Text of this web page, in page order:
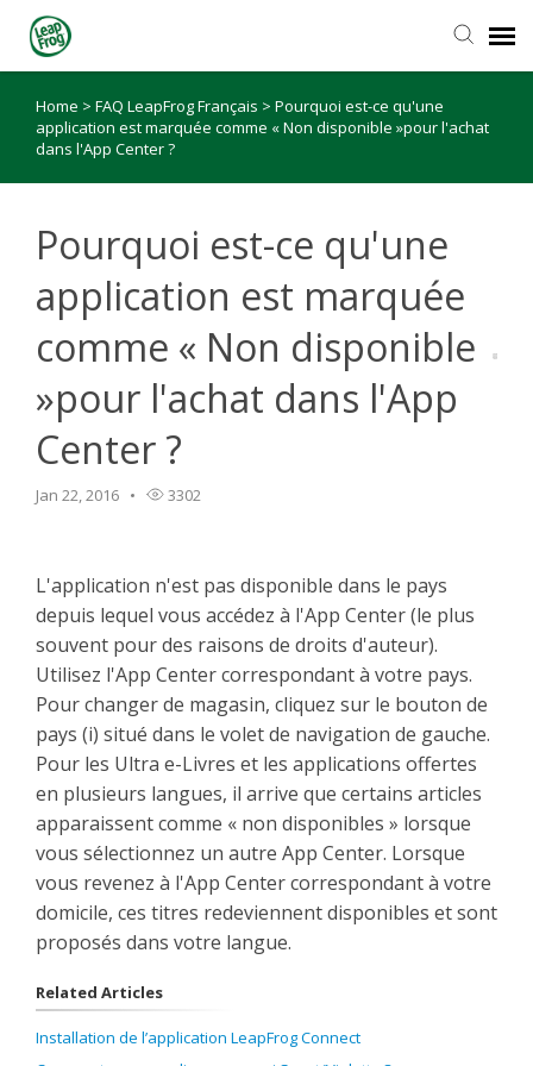
Home > FAQ LeapFrog Français > Pourquoi est-ce qu'une
application est marquée comme « Non disponible »pour l'achat
dans l'App Center ?
Pourquoi est-ce qu'une
application est marquée
comme « Non disponible
»pour l'achat dans l'App
Center ?
Jan 22, 2016 3302
L'application n'est pas disponible dans le pays
depuis lequel vous accédez à l'App Center (le plus
souvent pour des raisons de droits d'auteur).
Utilisez l'App Center correspondant à votre pays.
Pour changer de magasin, cliquez sur le bouton de
pays (i) situé dans le volet de navigation de gauche.
Pour les Ultra e-Livres et les applications offertes
en plusieurs langues, il arrive que certains articles
apparaissent comme « non disponibles » lorsque
vous sélectionnez un autre App Center. Lorsque
vous revenez à l'App Center correspondant à votre
domicile, ces titres redeviennent disponibles et sont
proposés dans votre langue.
Related Articles
Installation de l’application LeapFrog Connect